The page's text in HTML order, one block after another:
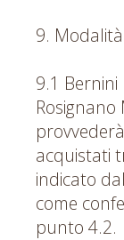
9.
9.1 Bernini
Rosignano
acquistati
indicato
come
punto 4.2.